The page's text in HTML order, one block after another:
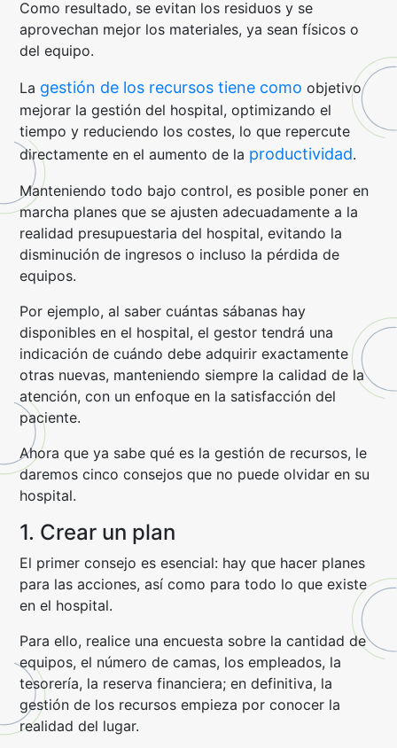
Como resultado, se evitan los residuos y se
aprovechan mejor los materiales, ya sean físicos o
del equipo.
La gestión de los recursos tiene comoobjetivo
mejorar la gestión del hospital, optimizando el
tiempo y reduciendo los costes, lo que repercute
directamente en el aumento de la productividad.
Manteniendo todo bajo control, es posible poner en
marcha planes que se ajusten adecuadamente a la
realidad presupuestaria del hospital, evitando la
disminución de ingresos o incluso la pérdida de
equipos.
Por ejemplo, al saber cuántas sábanas hay
disponibles en el hospital, el gestor tendrá una
indicación de cuándo debe adquirir exactamente
otras nuevas, manteniendo siempre la calidad de la
atención, con un enfoque en la satisfacción del
paciente.
Ahora que ya sabe qué es la gestión de recursos, le
daremos cinco consejos que no puede olvidar en su
hospital.
1. Crear un plan
El primer consejo es esencial: hay que hacer planes
para las acciones, así como para todo lo que existe
en el hospital.
Para ello, realice una encuesta sobre la cantidad de
equipos, el número de camas, los empleados, la
tesorería, la reserva financiera; en definitiva, la
gestión de los recursos empieza por conocer la
realidad del lugar.